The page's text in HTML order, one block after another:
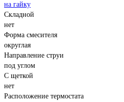
на гайку
Складной
нет
Форма смесителя
округлая
Направление струи
под углом
С щеткой
нет
Расположение термостата